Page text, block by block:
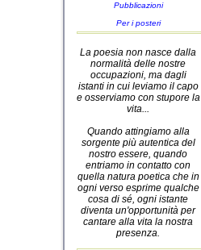
Pubblicazioni
Per i posteri
La poesia non nasce dalla
normalità delle nostre
occupazioni, ma dagli
istanti in cui leviamo il capo
e osserviamo con stupore la
vita...
Quando attingiamo alla
sorgente più autentica del
nostro essere, quando
entriamo in contatto con
quella natura poetica che in
ogni verso esprime qualche
cosa di sé, ogni istante
diventa un'opportunità per
cantare alla vita la nostra
presenza.